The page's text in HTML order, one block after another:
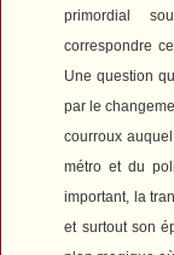
primordial
correspondre
Une question
par le
courroux
métro et du
important, la
et surtout son